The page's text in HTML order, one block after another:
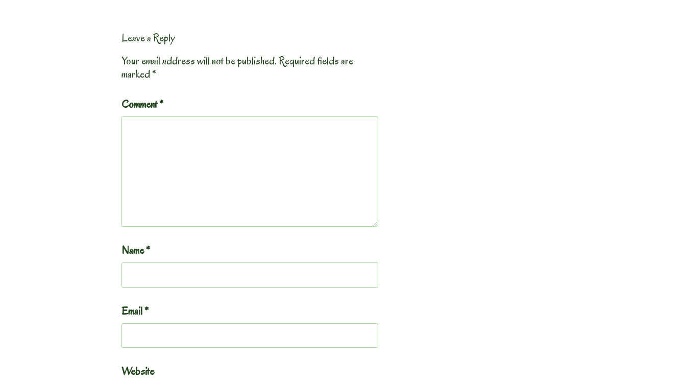
Leave a Reply
Your email address will not be published.Required fields are
marked*
Comment*
Name*
Email*
Website